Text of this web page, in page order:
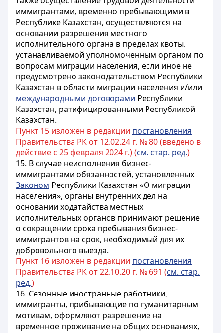
иммигрантами, временно пребывающими в
Республике Казахстан, осуществляются на
основании разрешения местного
исполнительного органа в пределах квоты,
устанавливаемой уполномоченным органом по
вопросам миграции населения, если иное не
предусмотрено законодательством Республики
Казахстан в области миграции населения и/или
международными договорами Республики
Казахстан, ратифицированными Республикой
Казахстан.
Пункт 15 изложен в редакции постановления
Правительства РК от 12.02.24 г. № 80 (введено в
действие с 25 февраля 2024 г.) (см. стар. ред.)
15. В случае неисполнения бизнес-
иммигрантами обязанностей, установленных
Законом Республики Казахстан «О миграции
населения», органы внутренних дел на
основании ходатайства местных
исполнительных органов принимают решение
о сокращении срока пребывания бизнес-
иммигрантов на срок, необходимый для их
добровольного выезда.
Пункт 16 изложен в редакции постановления
Правительства РК от 22.10.20 г. № 691 (см. стар.
ред.)
16. Сезонные иностранные работники,
иммигранты, прибывающие по гуманитарным
мотивам, оформляют разрешение на
временное проживание на общих основаниях,